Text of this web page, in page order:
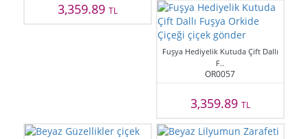
3,359.89TL
Fuşya Hediyelik Kutuda Çift Dallı
F..
OR0057
3,359.89 TL